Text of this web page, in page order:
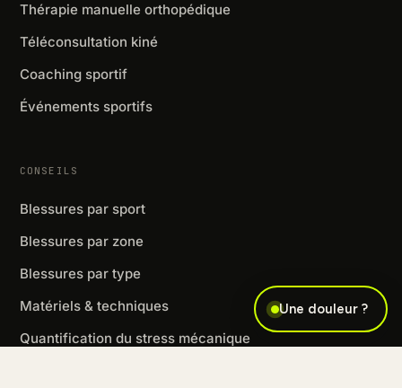
Thérapie manuelle orthopédique
Téléconsultation kiné
Coaching sportif
Événements sportifs
CONSEILS
Blessures par sport
Blessures par zone
Blessures par type
Matériels & techniques
Quantification du stress mécanique
Une douleur ?